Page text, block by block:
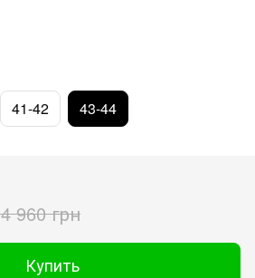
41-42 43-44
960 грн
Купить